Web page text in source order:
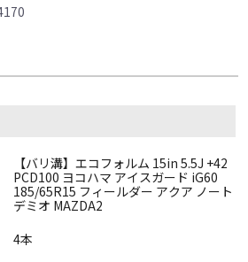
【バリ溝】エコフォルム 15in 5.5J +42
PCD100 ヨコハマ アイスガード iG60
185/65R15 フィールダー アクア ノート
デミオ MAZDA2
4本